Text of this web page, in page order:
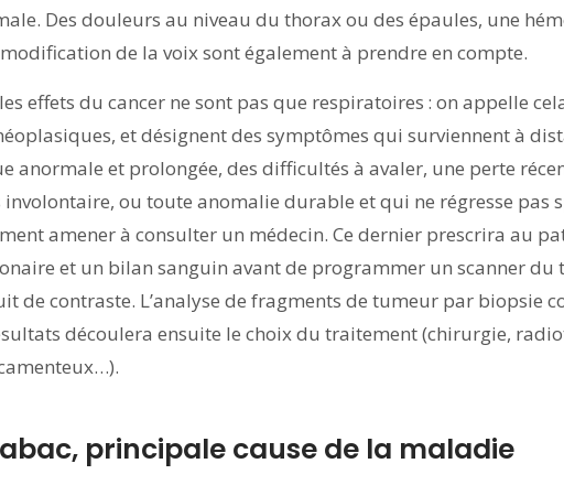
Des douleurs au niveau du thorax ou des épaules, une
de la voix sont également à prendre en compte.
effets du cancer ne sont pas que respiratoires : on appelle
et désignent des symptômes qui surviennent à
anormale et prolongée, des difficultés à avaler, une perte
involontaire, ou toute anomalie durable et qui ne régresse pas
amener à consulter un médecin. Ce dernier prescrira au
et un bilan sanguin avant de programmer un scanner du
de contraste. L’analyse de fragments de tumeur par biopsie
découlera ensuite le choix du traitement (chirurgie,
principale cause de la maladie